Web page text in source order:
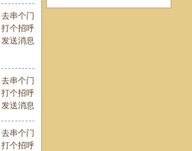
去串个门
打个招呼
发送消息
去串个门
打个招呼
发送消息
去串个门
打个招呼